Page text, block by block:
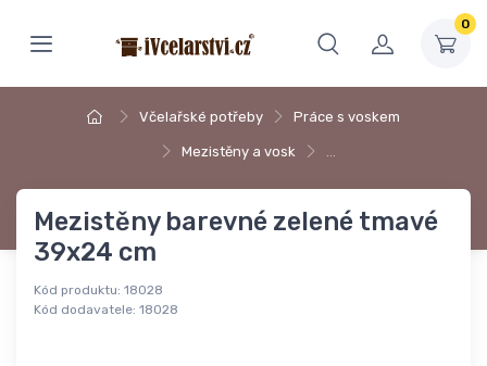
0
Včelařské potřeby Práce s voskem
Mezistěny a vosk …
Mezistěny barevné zelené tmavé
39x24 cm
Kód produktu: 18028
Kód dodavatele: 18028